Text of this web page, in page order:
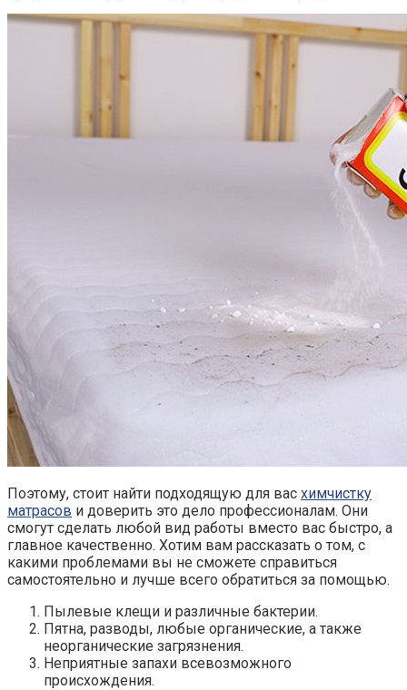
Поэтому, стоит найти подходящую для вас химчистку
матрасов и доверить это дело профессионалам. Они
смогут сделать любой вид работы вместо вас быстро, а
главное качественно. Хотим вам рассказать о том, с
какими проблемами вы не сможете справиться
самостоятельно и лучше всего обратиться за помощью.
Пылевые клещи и различные бактерии.
Пятна, разводы, любые органические, а также
неорганические загрязнения.
Неприятные запахи всевозможного
происхождения.